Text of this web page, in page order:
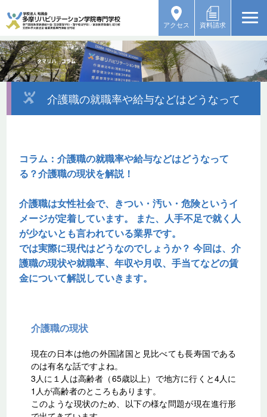
アクセス 資料請求
介護職の就職率や給与などはどうなって
コラム：介護職の就職率や給与などはどうなって
る？介護職の現状を解説！
介護職は女性社会で、きつい・汚い・危険というイ
メージが定着しています。 また、人手不足で就く人
が少ないとも言われている業界です。
では実際に現代はどうなのでしょうか？ 今回は、介
護職の現状や就職率、年収や月収、手当てなどの賃
金について解説していきます。
介護職の現状
現在の日本は他の外国諸国と見比べても長寿国である
のは有名な話ですよね。
3人に１人は高齢者（65歳以上）で地方に行くと4人に
1人が高齢者のところもあります。
このような現状のため、以下の様な問題が現在進行形